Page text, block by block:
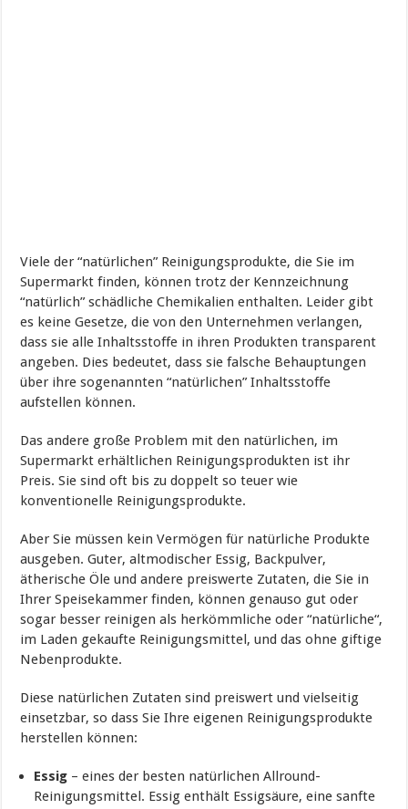
Viele der “natürlichen” Reinigungsprodukte, die Sie im
Supermarkt finden, können trotz der Kennzeichnung
“natürlich” schädliche Chemikalien enthalten. Leider gibt
es keine Gesetze, die von den Unternehmen verlangen,
dass sie alle Inhaltsstoffe in ihren Produkten transparent
angeben. Dies bedeutet, dass sie falsche Behauptungen
über ihre sogenannten “natürlichen” Inhaltsstoffe
aufstellen können.
Das andere große Problem mit den natürlichen, im
Supermarkt erhältlichen Reinigungsprodukten ist ihr
Preis. Sie sind oft bis zu doppelt so teuer wie
konventionelle Reinigungsprodukte.
Aber Sie müssen kein Vermögen für natürliche Produkte
ausgeben. Guter, altmodischer Essig, Backpulver,
ätherische Öle und andere preiswerte Zutaten, die Sie in
Ihrer Speisekammer finden, können genauso gut oder
sogar besser reinigen als herkömmliche oder “natürliche“,
im Laden gekaufte Reinigungsmittel, und das ohne giftige
Nebenprodukte.
Diese natürlichen Zutaten sind preiswert und vielseitig
einsetzbar, so dass Sie Ihre eigenen Reinigungsprodukte
herstellen können:
Essig – eines der besten natürlichen Allround-
Reinigungsmittel. Essig enthält Essigsäure, eine sanfte